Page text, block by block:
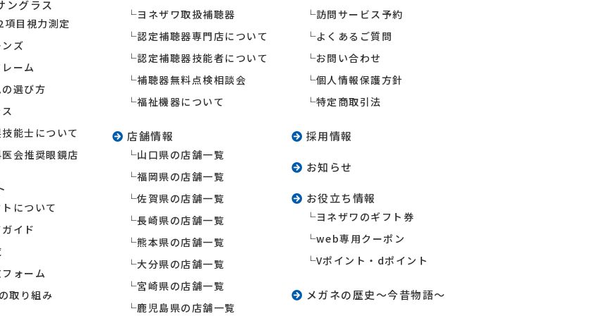
ングラス
目視力測定
ズ
ーム
選び方
能士について
会推奨眼鏡店
について
イド
ォーム
取り組み
ヨネザワ取扱補聴器
認定補聴器専門店について
認定補聴器技能者について
補聴器無料点検相談会
福祉機器について
店舗情報
山口県の店舗一覧
福岡県の店舗一覧
佐賀県の店舗一覧
長崎県の店舗一覧
熊本県の店舗一覧
大分県の店舗一覧
宮崎県の店舗一覧
鹿児島県の店舗一覧
訪問サービス予約
よくあるご質問
お問い合わせ
個人情報保護方針
特定商取引法
採用情報
お知らせ
お役立ち情報
ヨネザワのギフト券
web専用クーポン
Vポイント・dポイント
メガネの歴史〜今昔物語〜